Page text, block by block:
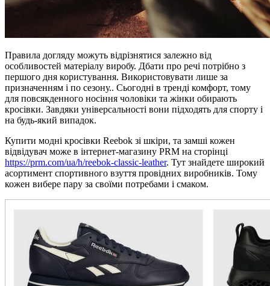
Правила догляду можуть відрізнятися залежно від
особливостей матеріалу виробу. Дбати про речі потрібно з
першого дня користування. Використовувати лише за
призначенням і по сезону.. Сьогодні в тренді комфорт, тому
для повсякденного носіння чоловіки та жінки обирають
кросівки. Завдяки універсальності вони підходять для спорту і
на будь-який випадок.
Купити модні кросівки Reebok зі шкіри, та замші кожен
відвідувач може в інтернет-магазину PRM на сторінці
https://prm.com/ua/h/reebok-classic-leather. Тут знайдете широкий
асортимент спортивного взуття провідних виробників. Тому
кожен вибере пару за своїми потребами і смаком.